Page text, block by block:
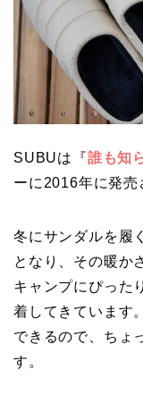
SUBUは『誰も知
ーに2016年に発売
冬にサンダルを履
となり、その暖か
キャンプにぴった
着してきています
できるので、ちょ
す。